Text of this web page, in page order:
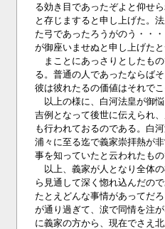
る効き目であったぞよと仰せ
と存じますると申し上げた。
た弓であったろうがのう・・
が御座いませぬと申し上げたと
まことにあっさりとしたも
る。普通の人であったならば
彼は彼れたるの価値はそれで
以上の様に、白河法皇が御
吉例となって後世に伝えられ
も行われておるのである。白
浦々に至る迄で義家崇拝熱が
事を知っていたと云われたもの
以上、義家が人となり全体
ら見通して深く惚れ込んだの
たとえどんな事情があってだ
が通り過ぎて、涙で同情を注
に義家の方から、現在でさえ